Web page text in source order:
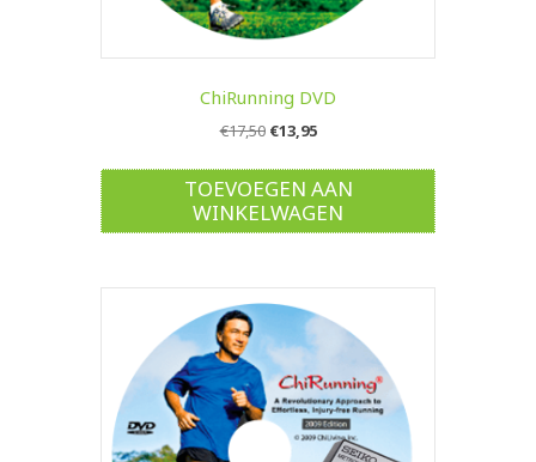
ChiRunning DVD
€17,50 Oorspronkelijke
was:
€17,50.
€13,95Huidige
is:
€13,95.
TOEVOEGEN AAN
WINKELWAGEN